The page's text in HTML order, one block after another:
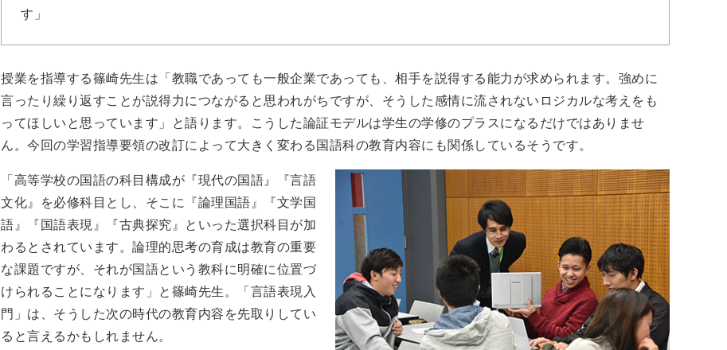
す」
授業を指導する篠崎先生は「教職であっても一般企業であっても、相手を説得する能力が求められます。強めに
言ったり繰り返すことが説得力につながると思われがちですが、そうした感情に流されないロジカルな考えをも
ってほしいと思っています」と語ります。こうした論証モデルは学生の学修のプラスになるだけではありませ
ん。今回の学習指導要領の改訂によって大きく変わる国語科の教育内容にも関係しているそうです。
「高等学校の国語の科目構成が『現代の国語』『言語
文化』を必修科目とし、そこに『論理国語』『文学国
語』『国語表現』『古典探究』といった選択科目が加
わるとされています。論理的思考の育成は教育の重要
な課題ですが、それが国語という教科に明確に位置づ
けられることになります」と篠崎先生。「言語表現入
門」は、そうした次の時代の教育内容を先取りしてい
ると言えるかもしれません。